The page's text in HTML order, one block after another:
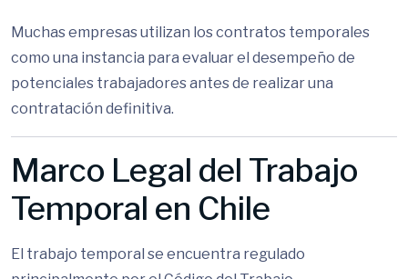
Muchas empresas utilizan los contratos temporales
como una instancia para evaluar el desempeño de
potenciales trabajadores antes de realizar una
contratación definitiva.
Marco Legal del Trabajo
Temporal en Chile
El trabajo temporal se encuentra regulado